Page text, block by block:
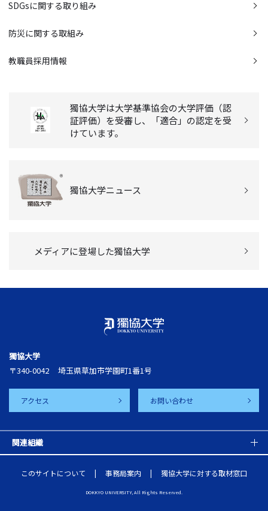
SDGsに関する取り組み
防災に関する取組み
教職員採用情報
獨協大学は大学基準協会の大学評価（認
証評価）を受審し、「適合」の認定を受
けています。
獨協大学ニュース
メディアに登場した獨協大学
獨協大学
〒340-0042
埼玉県草加市学園町1番1号
アクセス お問い合わせ
関連組織
このサイトについて 事務局案内 獨協大学に対する取材窓口
DOKKYO UNIVERSITY, All Rights Reserved.